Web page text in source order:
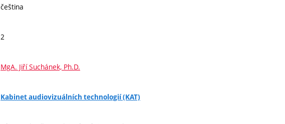
čeština
2
MgA. Jiří Suchánek, Ph.D.
Kabinet audiovizuálních technologií (KAT)